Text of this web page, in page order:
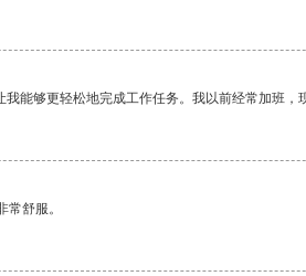
能够更轻松地完成工作任务。我以前经常加班，
舒服。